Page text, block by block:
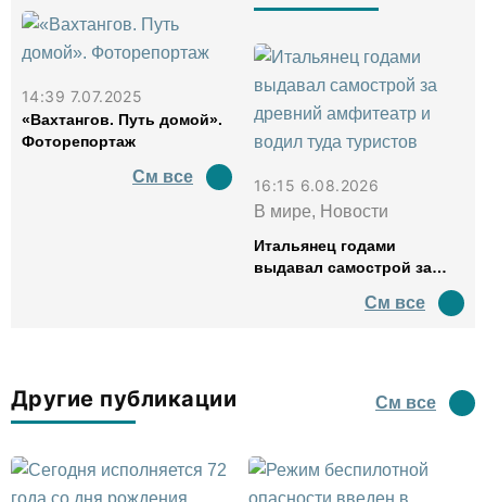
14:39 7.07.2025
«Вахтангов. Путь домой».
Фоторепортаж
См все
16:15 6.08.2026
В мире, Новости
Итальянец годами
выдавал самострой за
водил туда туристов
См все
Другие публикации См все